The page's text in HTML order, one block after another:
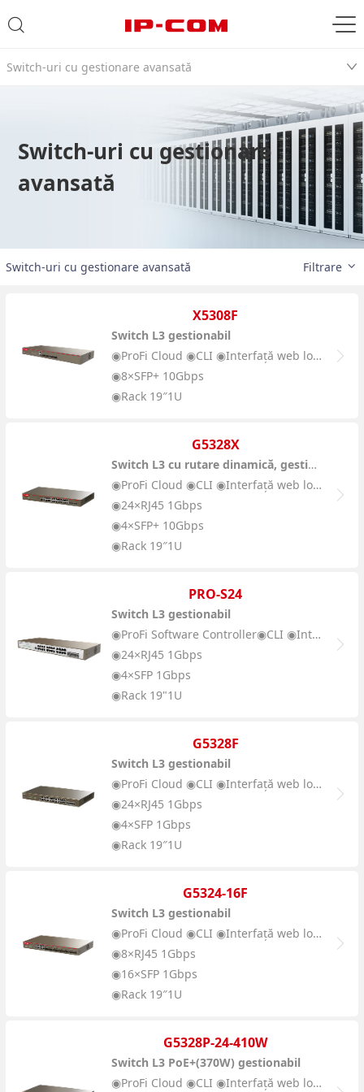
Switch-uri cu gestionare avansată
Switch-uri cu gestionare
avansată
Switch-uri cu gestionare avansată Filtrare
X5308F
Switch L3 gestionabil
◉ProFi Cloud ◉CLI ◉Interfață web locală
◉8×SFP+ 10Gbps
◉Rack 19″1U
G5328X
Switch L3 cu rutare dinamică, gestionabil
◉ProFi Cloud ◉CLI ◉Interfață web locală
◉24×RJ45 1Gbps
◉4×SFP+ 10Gbps
◉Rack 19″1U
PRO-S24
Switch L3 gestionabil
◉ProFi Software Controller◉CLI ◉Interfață web locală
◉24×RJ45 1Gbps
◉4×SFP 1Gbps
◉Rack 19"1U
G5328F
Switch L3 gestionabil
◉ProFi Cloud ◉CLI ◉Interfață web locală
◉24×RJ45 1Gbps
◉4×SFP 1Gbps
◉Rack 19″1U
G5324-16F
Switch L3 gestionabil
◉ProFi Cloud ◉CLI ◉Interfață web locală
◉8×RJ45 1Gbps
◉16×SFP 1Gbps
◉Rack 19″1U
G5328P-24-410W
Switch L3 PoE+(370W) gestionabil
◉ProFi Cloud ◉CLI ◉Interfață web locală